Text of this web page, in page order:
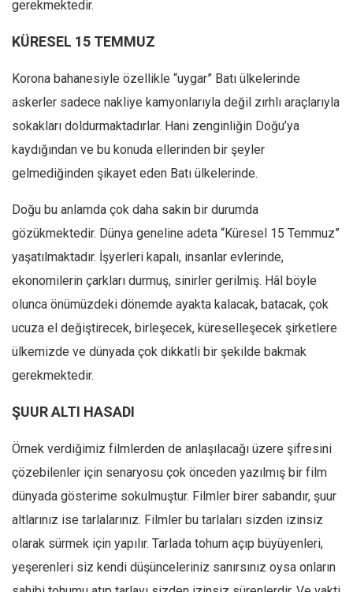
gerekmektedir.
KÜRESEL 15 TEMMUZ
Korona bahanesiyle özellikle “uygar” Batı ülkelerinde
askerler sadece nakliye kamyonlarıyla değil zırhlı araçlarıyla
sokakları doldurmaktadırlar. Hani zenginliğin Doğu’ya
kaydığından ve bu konuda ellerinden bir şeyler
gelmediğinden şikayet eden Batı ülkelerinde.
Doğu bu anlamda çok daha sakin bir durumda
gözükmektedir. Dünya geneline adeta “Küresel 15 Temmuz”
yaşatılmaktadır. İşyerleri kapalı, insanlar evlerinde,
ekonomilerin çarkları durmuş, sinirler gerilmiş. Hâl böyle
olunca önümüzdeki dönemde ayakta kalacak, batacak, çok
ucuza el değiştirecek, birleşecek, küreselleşecek şirketlere
ülkemizde ve dünyada çok dikkatli bir şekilde bakmak
gerekmektedir.
ŞUUR ALTI HASADI
Örnek verdiğimiz filmlerden de anlaşılacağı üzere şifresini
çözebilenler için senaryosu çok önceden yazılmış bir film
dünyada gösterime sokulmuştur. Filmler birer sabandır, şuur
altlarınız ise tarlalarınız. Filmler bu tarlaları sizden izinsiz
olarak sürmek için yapılır. Tarlada tohum açıp büyüyenleri,
yeşerenleri siz kendi düşünceleriniz sanırsınız oysa onların